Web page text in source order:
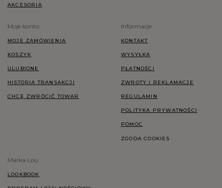
AKCESORIA
Moje konto
MOJE ZAMÓWIENIA
KOSZYK
ULUBIONE
HISTORIA TRANSAKCJI
CHCĘ ZWRÓCIĆ TOWAR
Informacje
KONTAKT
WYSYŁKA
PŁATNOŚCI
ZWROTY I REKLAMACJE
REGULAMIN
POLITYKA PRYWATNOŚCI
POMOC
ZGODA COOKIES
Marka Lou
LOOKBOOK